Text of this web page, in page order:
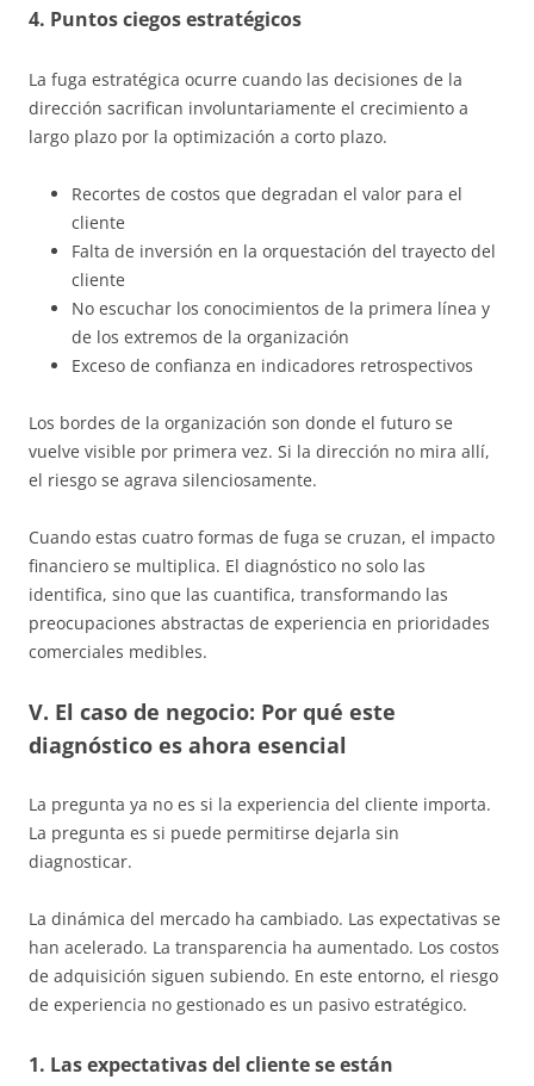
4. Puntos ciegos estratégicos
La fuga estratégica ocurre cuando las decisiones de la
dirección sacrifican involuntariamente el crecimiento a
largo plazo por la optimización a corto plazo.
Recortes de costos que degradan el valor para el
cliente
Falta de inversión en la orquestación del trayecto del
cliente
No escuchar los conocimientos de la primera línea y
de los extremos de la organización
Exceso de confianza en indicadores retrospectivos
Los bordes de la organización son donde el futuro se
vuelve visible por primera vez. Si la dirección no mira allí,
el riesgo se agrava silenciosamente.
Cuando estas cuatro formas de fuga se cruzan, el impacto
financiero se multiplica. El diagnóstico no solo las
identifica, sino que las cuantifica, transformando las
preocupaciones abstractas de experiencia en prioridades
comerciales medibles.
V. El caso de negocio: Por qué este
diagnóstico es ahora esencial
La pregunta ya no es si la experiencia del cliente importa.
La pregunta es si puede permitirse dejarla sin
diagnosticar.
La dinámica del mercado ha cambiado. Las expectativas se
han acelerado. La transparencia ha aumentado. Los costos
de adquisición siguen subiendo. En este entorno, el riesgo
de experiencia no gestionado es un pasivo estratégico.
1. Las expectativas del cliente se están